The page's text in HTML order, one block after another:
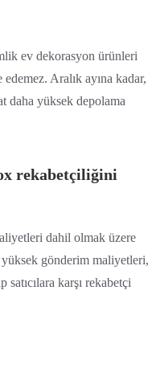
ev dekorasyon ürünleri
Aralık ayına kadar,
daha yüksek depolama
rekabetçiliğini
dahil olmak üzere
gönderim maliyetleri,
karşı rekabetçi